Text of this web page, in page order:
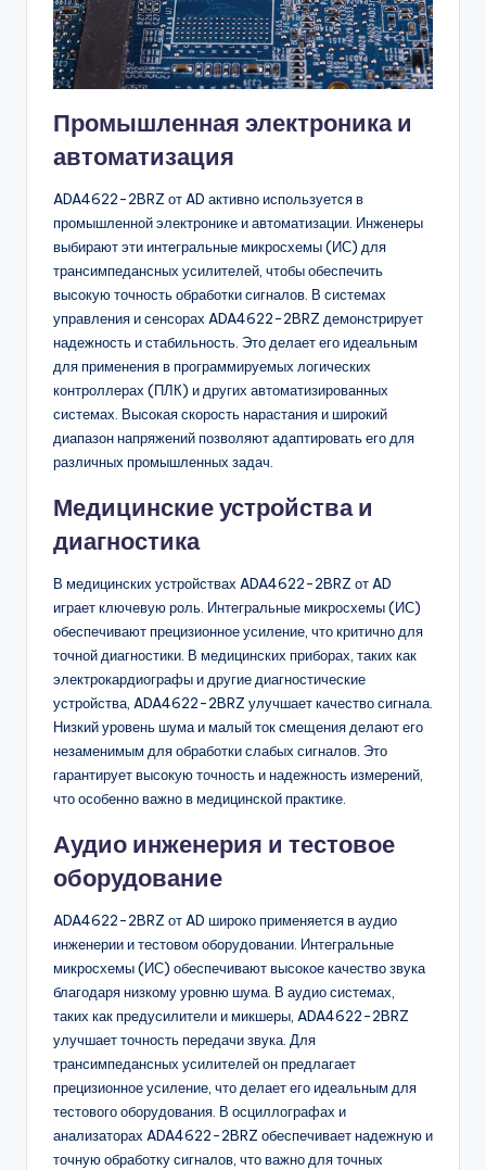
Промышленная электроника и
автоматизация
ADA4622-2BRZ от AD активно используется в
промышленной электронике и автоматизации. Инженеры
выбирают эти интегральные микросхемы (ИС) для
трансимпедансных усилителей, чтобы обеспечить
высокую точность обработки сигналов. В системах
управления и сенсорах ADA4622-2BRZ демонстрирует
надежность и стабильность. Это делает его идеальным
для применения в программируемых логических
контроллерах (ПЛК) и других автоматизированных
системах. Высокая скорость нарастания и широкий
диапазон напряжений позволяют адаптировать его для
различных промышленных задач.
Медицинские устройства и
диагностика
В медицинских устройствах ADA4622-2BRZ от AD
играет ключевую роль. Интегральные микросхемы (ИС)
обеспечивают прецизионное усиление, что критично для
точной диагностики. В медицинских приборах, таких как
электрокардиографы и другие диагностические
устройства, ADA4622-2BRZ улучшает качество сигнала.
Низкий уровень шума и малый ток смещения делают его
незаменимым для обработки слабых сигналов. Это
гарантирует высокую точность и надежность измерений,
что особенно важно в медицинской практике.
Аудио инженерия и тестовое
оборудование
ADA4622-2BRZ от AD широко применяется в аудио
инженерии и тестовом оборудовании. Интегральные
микросхемы (ИС) обеспечивают высокое качество звука
благодаря низкому уровню шума. В аудио системах,
таких как предусилители и микшеры, ADA4622-2BRZ
улучшает точность передачи звука. Для
трансимпедансных усилителей он предлагает
прецизионное усиление, что делает его идеальным для
тестового оборудования. В осциллографах и
анализаторах ADA4622-2BRZ обеспечивает надежную и
точную обработку сигналов, что важно для точных